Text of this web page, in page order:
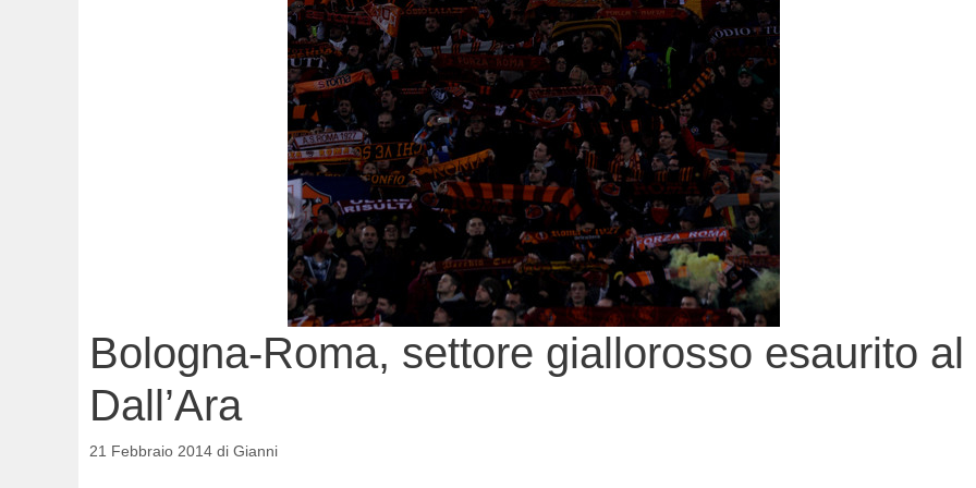
Bologna-Roma, settore giallorosso esaurito al
Dall’Ara
21 Febbraio 2014 di Gianni